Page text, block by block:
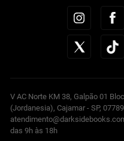
V AC Norte KM 38, Galpão 01
(Jordanesia), Cajamar - SP,
das 9h às 18h